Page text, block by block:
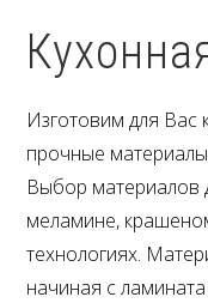
Изготовим для Вас
прочные
Выбор материалов
меламине,
технологиях.
начиная с